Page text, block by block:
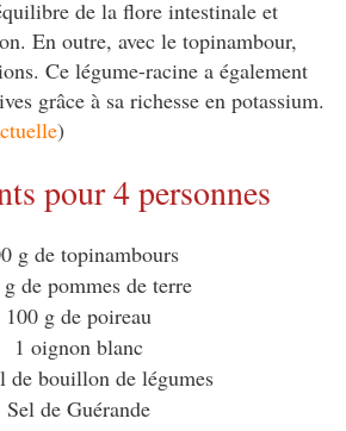
de la flore intestinale et
En outre, avec le topinambour,
Ce légume-racine a également
grâce à sa richesse en potassium.
)
pour 4 personnes
g de topinambours
de pommes de terre
100 g de poireau
1 oignon blanc
de bouillon de légumes
Sel de Guérande